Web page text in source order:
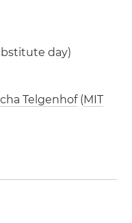
day)
Telgenhof(MIT